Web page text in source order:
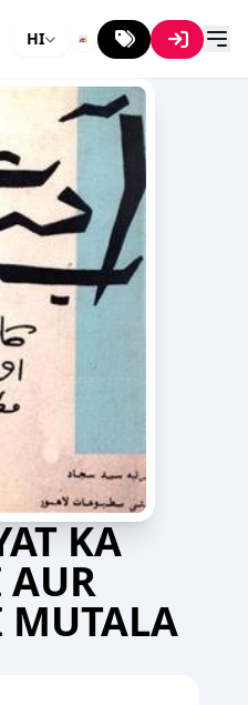
HI
KA
AUR
MUTALA